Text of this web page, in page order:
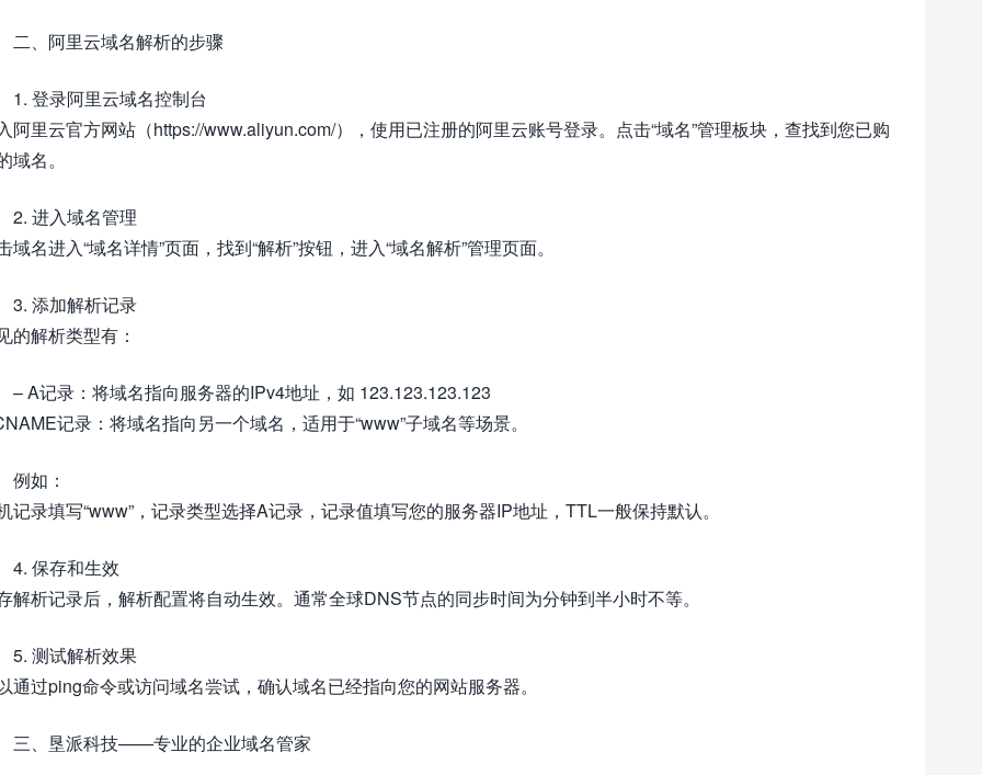
二、阿里云域名解析的步骤
1. 登录阿里云域名控制台
阿里云官方网站（https://www.aliyun.com/），使用已注册的阿里云账号登录。点击“域名”管理板块，查找到您已购
域名。
2. 进入域名管理
域名进入“域名详情”页面，找到“解析”按钮，进入“域名解析”管理页面。
3. 添加解析记录
的解析类型有：
– A记录：将域名指向服务器的IPv4地址，如 123.123.123.123
记录：将域名指向另一个域名，适用于“www”子域名等场景。
例如：
记录填写“www”，记录类型选择A记录，记录值填写您的服务器IP地址，TTL一般保持默认。
4. 保存和生效
解析记录后，解析配置将自动生效。通常全球DNS节点的同步时间为分钟到半小时不等。
5. 测试解析效果
通过ping命令或访问域名尝试，确认域名已经指向您的网站服务器。
三、垦派科技——专业的企业域名管家